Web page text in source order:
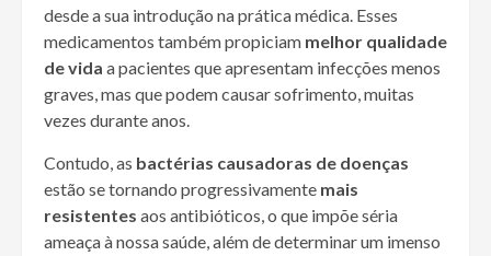
desde a sua introdução na prática médica. Esses
medicamentos também propiciam melhor qualidade
de vida a pacientes que apresentam infecções menos
graves, mas que podem causar sofrimento, muitas
vezes durante anos.
Contudo, as bactérias causadoras de doenças
estão se tornando progressivamente mais
resistentes aos antibióticos, o que impõe séria
ameaça à nossa saúde, além de determinar um imenso